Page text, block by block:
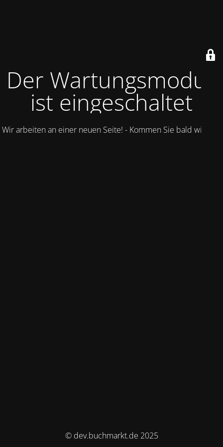
Der Wartungsmodus
ist eingeschaltet
Wir arbeiten an einer neuen Seite! - Kommen Sie bald wieder.
© dev.buchmarkt.de 2025